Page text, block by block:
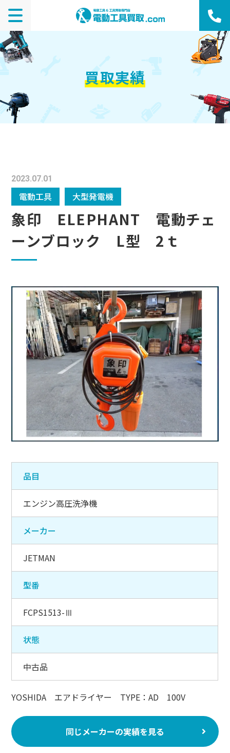
買取実績
2023.07.01
電動工具 大型発電機
象印 ELEPHANT 電動チェ
ーンブロック L型 2ｔ
品目
エンジン高圧洗浄機
メーカー
JETMAN
型番
FCPS1513-Ⅲ
状態
中古品
YOSHIDA エアドライヤー TYPE：AD 100V
同じメーカーの実績を見る